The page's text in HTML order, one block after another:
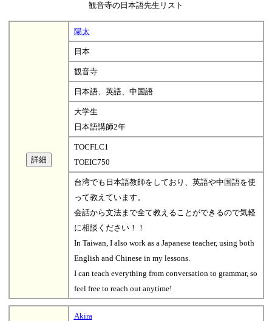
観音寺の日本語先生リスト
陽太
日本
観音寺
日本語、英語、中国語
大学生
日本語講師2年
TOCFLC1
TOEIC750
台湾でも日本語教師をしており、英語や中国語を使
って教えています。
会話から文法まで全て教えることができるので気軽
に相談ください！！
In Taiwan, I also work as a Japanese teacher, using both
English and Chinese in my lessons.
I can teach everything from conversation to grammar, so
feel free to reach out anytime!
Akira